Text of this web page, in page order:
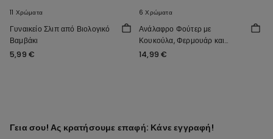
11 Χρώματα
Γυναικείο Σλιπ από Βιολογικό
Βαμβάκι
5,99 €
6 Χρώματα
Ανάλαφρο Φούτερ με
Κουκούλα, Φερμουάρ και
Κορδόνι
14,99 €
Γεια σου! Ας κρατήσουμε επαφή: Κάνε εγγραφή!